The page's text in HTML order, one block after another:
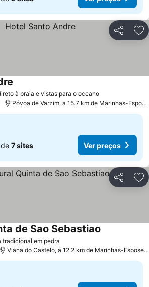
Partilhar
à praia e vistas para o oceanoVer preços
Póvoa de Varzim, a 15.7 km de Marinhas-
7 sites Ver preços
Partilhar
tradicional em pedra
de Sao Sebastiao
Viana do Castelo, a 12.2 km de Marinhas-